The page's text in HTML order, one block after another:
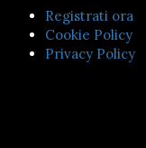
Registrati ora
Cookie Policy
Privacy Policy